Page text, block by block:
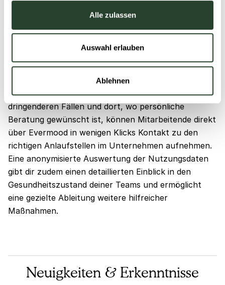
Alle zulassen
Auswahl erlauben
Ablehnen
überall zu helfen.
Mit Evermoods Web-App bündelst du als
Mitarbeiterunterstützung an einem zentralen Ort.
Hier kannst du informative sowie präventive Inhalte
in einer Wissensbibliothek teilen, auf die
Teammitglieder rund um die Uhr zugreifen können. In
dringenderen Fällen und dort, wo persönliche
Beratung gewünscht ist, können Mitarbeitende direkt
über Evermood in wenigen Klicks Kontakt zu den
richtigen Anlaufstellen im Unternehmen aufnehmen.
Eine anonymisierte Auswertung der Nutzungsdaten
gibt dir zudem einen detaillierten Einblick in den
Gesundheitszustand deiner Teams und ermöglicht
eine gezielte Ableitung weitere hilfreicher
Maßnahmen.
Neuigkeiten & Erkenntnisse